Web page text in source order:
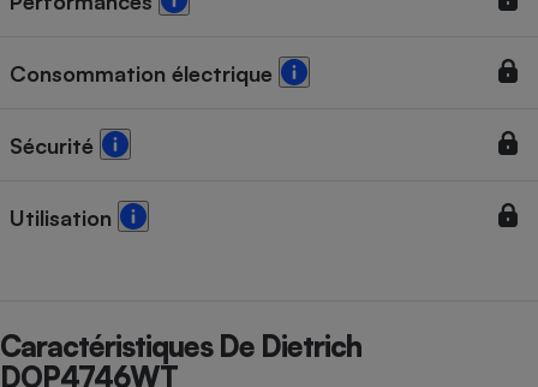
Consommation électrique
Sécurité
Utilisation
Caractéristiques De Dietrich
DOP4746WT